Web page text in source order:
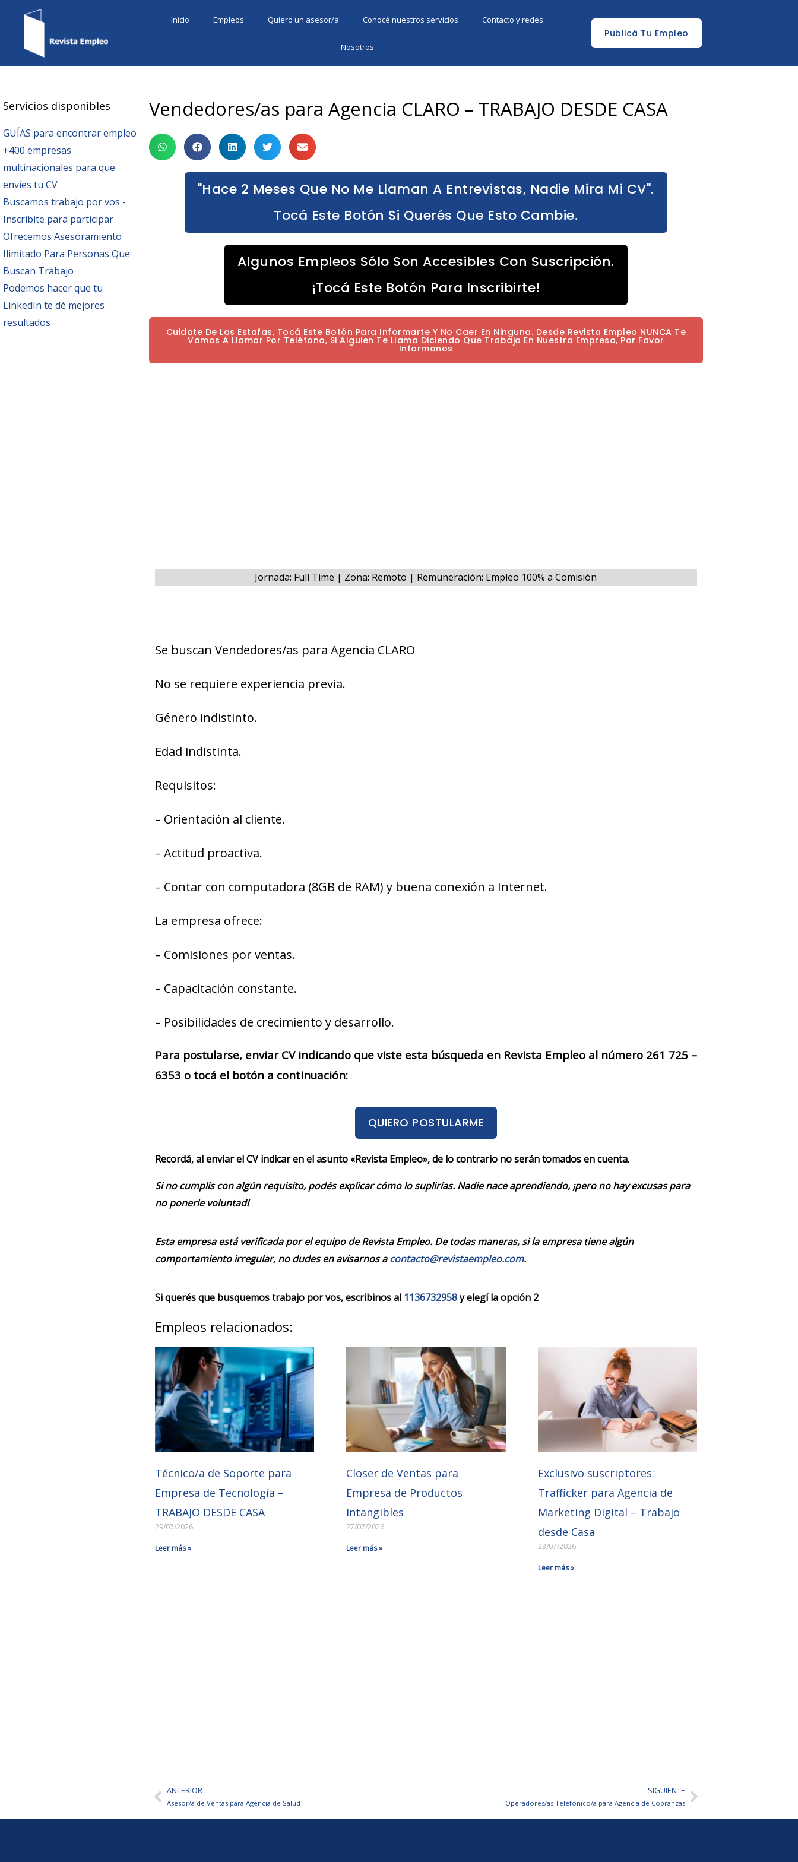
Inicio Empleos Quiero un asesor/a Conocé nuestros servicios Contacto y redes
Nosotros
Publicá Tu Empleo
Servicios disponibles
GUÍAS para encontrar empleo
+400 empresas
multinacionales para que
envíes tu CV
Buscamos trabajo por vos -
Inscribite para participar
Ofrecemos Asesoramiento
Ilimitado Para Personas Que
Buscan Trabajo
Podemos hacer que tu
LinkedIn te dé mejores
resultados
Vendedores/as para Agencia CLARO – TRABAJO DESDE CASA
"Hace 2 Meses Que No Me Llaman A Entrevistas, Nadie Mira Mi CV".
Tocá Este Botón Si Querés Que Esto Cambie.
Algunos Empleos Sólo Son Accesibles Con Suscripción.
¡Tocá Este Botón Para Inscribirte!
Cuidate De Las Estafas, Tocá Este Botón Para Informarte Y No Caer En Ninguna. Desde Revista Empleo NUNCA Te
Vamos A Llamar Por Teléfono, Si Alguien Te Llama Diciendo Que Trabaja En Nuestra Empresa, Por Favor
Informanos
Jornada: Full Time | Zona: Remoto | Remuneración: Empleo 100% a Comisión
Se buscan Vendedores/as para Agencia CLARO
No se requiere experiencia previa.
Género indistinto.
Edad indistinta.
Requisitos:
– Orientación al cliente.
– Actitud proactiva.
– Contar con computadora (8GB de RAM) y buena conexión a Internet.
La empresa ofrece:
– Comisiones por ventas.
– Capacitación constante.
– Posibilidades de crecimiento y desarrollo.
Para postularse, enviar CV indicando que viste esta búsqueda en Revista Empleo al número 261 725 –
6353 o tocá el botón a continuación:
QUIERO POSTULARME
Recordá, al enviar el CV indicar en el asunto «Revista Empleo», de lo contrario no serán tomados en cuenta.
Si no cumplís con algún requisito, podés explicar cómo lo suplirías. Nadie nace aprendiendo, ¡pero no hay excusas para
no ponerle voluntad!
Esta empresa está verificada por el equipo de Revista Empleo. De todas maneras, si la empresa tiene algún
comportamiento irregular, no dudes en avisarnos acontacto@revistaempleo.com.
Si querés que busquemos trabajo por vos, escribinos al 1136732958y elegí la opción 2
Empleos relacionados:
Técnico/a de Soporte para
Empresa de Tecnología –
TRABAJO DESDE CASA
29/07/2026
Leer más »
Closer de Ventas para
Empresa de Productos
Intangibles
27/07/2026
Leer más »
Exclusivo suscriptores:
Trafficker para Agencia de
Marketing Digital – Trabajo
desde Casa
23/07/2026
Leer más »
AntANTERIOR
Asesor/a de Ventas para Agencia de Salud
SIGUIENTE
Operadores/as Telefónico/a para Agencia de CobranzasSiguiente